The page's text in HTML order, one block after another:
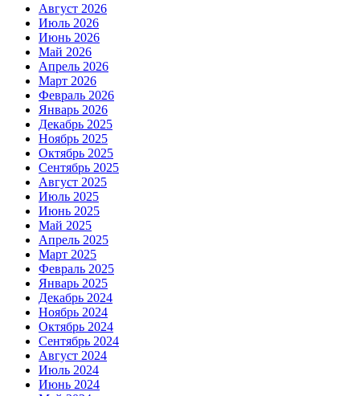
Август 2026
Июль 2026
Июнь 2026
Май 2026
Апрель 2026
Март 2026
Февраль 2026
Январь 2026
Декабрь 2025
Ноябрь 2025
Октябрь 2025
Сентябрь 2025
Август 2025
Июль 2025
Июнь 2025
Май 2025
Апрель 2025
Март 2025
Февраль 2025
Январь 2025
Декабрь 2024
Ноябрь 2024
Октябрь 2024
Сентябрь 2024
Август 2024
Июль 2024
Июнь 2024